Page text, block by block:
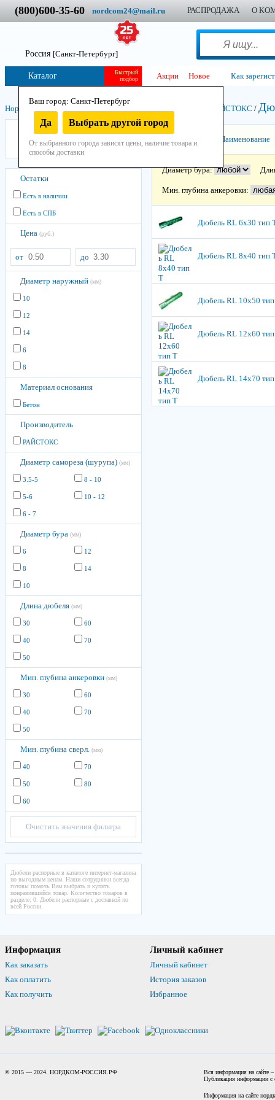
(800)600-35-60 nordcom24@mail.ru РАСПРОДАЖА О
Россия [Санкт-Петербург]
Ваш город: Санкт-Петербург
Да Выбрать другой город
От выбранного города зависят цены, наличие товара и
способы доставки
Быстрый
подбор
Каталог Акции Новое Как
Нордком Крепеж Дюбель полипропиленовый РАЙСТОКС /
Дюбели многофункциональные
Дюбели распорные
Остатки
Есть в наличии
Есть в СПБ
Цена (руб.)
от до
Диаметр наружный (мм)
10
12
14
6
8
Материал основания
Бетон
Производитель
РАЙСТОКС
Диаметр самореза (шурупа) (мм)
3.5-5
5-6
6 - 7
8 - 10
10 - 12
Диаметр бура (мм)
6
8
10
12
14
Длина дюбеля (мм)
30
40
50
60
70
Мин. глубина анкеровки (мм)
30
40
50
60
70
Мин. глубина сверл. (мм)
40
50
60
70
80
Очистить значения фильтра
Дюбели распорные в каталоге интернет-магазина
по выгодным ценам. Наши сотрудники всегда
готовы помочь Вам выбрать и купить
понравившийся товар. Количество товаров в
разделе: 0. Дюбели распорные с доставкой по
всей России.
Наименование
Диаметр бура:
Мин. глубина анкеровки:
Дюбель RL 6х30 тип
Дюбель RL 8х40 тип
Дюбель RL 10х50
Дюбель RL 12х60
Дюбель RL 14х70
Информация
Как заказать
Как оплатить
Как получить
Личный кабинет
Личный кабинет
История заказов
Избранное
© 2015 — 2024. НОРДКОМ-РОССИЯ.РФ
Вся информация на сайте –
Публикация информации с
Информация на сайте